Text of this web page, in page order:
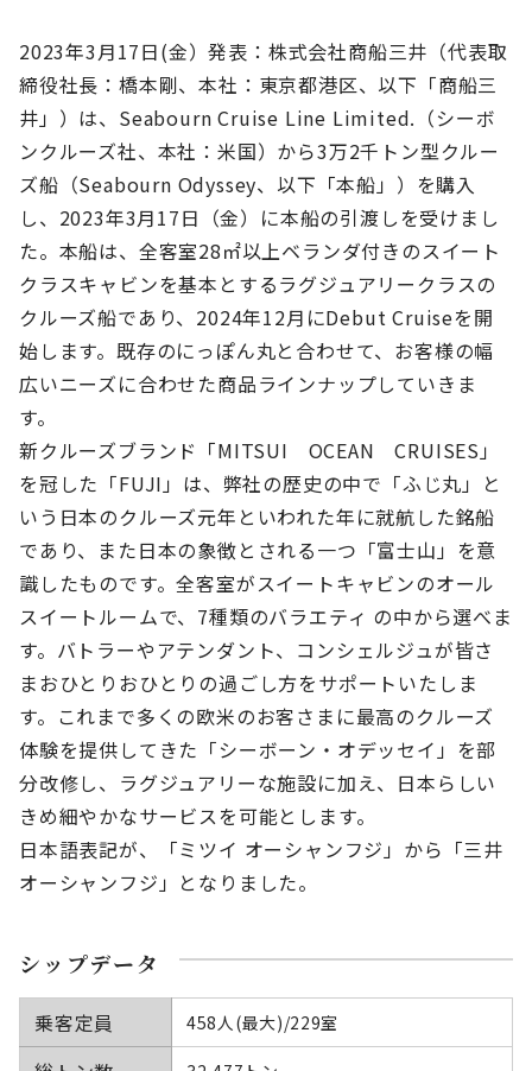
2023年3月17日(金）発表：株式会社商船三井（代表取
締役社長：橋本剛、本社：東京都港区、以下「商船三
井」）は、Seabourn Cruise Line Limited.（シーボ
ンクルーズ社、本社：米国）から3万2千トン型クルー
ズ船（Seabourn Odyssey、以下「本船」）を購入
し、2023年3月17日（金）に本船の引渡しを受けまし
た。本船は、全客室28㎡以上ベランダ付きのスイート
クラスキャビンを基本とするラグジュアリークラスの
クルーズ船であり、2024年12月にDebut Cruiseを開
始します。 既存のにっぽん丸と合わせて、お客様の幅
広いニーズに合わせた商品ラインナップしていきま
す。
新クルーズブランド「MITSUI OCEAN CRUISES」
を冠した「FUJI」は、弊社の歴史の中で「ふじ丸」と
いう日本のクルーズ元年といわれた年に就航した銘船
であり、また日本の象徴とされる一つ「富士山」を意
識したものです。全客室がスイートキャビンのオール
スイートルームで、7種類のバラエティ の中から選べま
す。バトラーやアテンダント、コンシェルジュが皆さ
まおひとりおひとりの過ごし方をサポートいたしま
す。これまで多くの欧米のお客さまに最高のクルーズ
体験を提供してきた「シーボーン・オデッセイ」を部
分改修し、ラグジュアリーな施設に加え、日本らしい
きめ細やかなサービスを可能とします。
日本語表記が、「ミツイ オーシャンフジ」から「三井
オーシャンフジ」となりました。
シップデータ
乗客定員 458人(最大)/229室